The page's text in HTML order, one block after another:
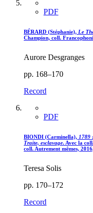
PDF
BÉRARD (Stéphanie), Le
Champion, coll.
Aurore Desgranges
pp. 168–170
Record
PDF
BIONDI (Carminella), 1789
Traite, esclavage. Avec la
coll. Autrement mêmes,
Teresa Solis
pp. 170–172
Record